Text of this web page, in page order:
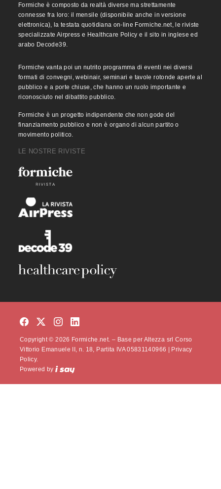
Formiche è composto da realtà diverse ma strettamente
connesse fra loro: il mensile (disponibile anche in versione
elettronica), la testata quotidiana on-line Formiche.net, le riviste
specializzate Airpress e Healthcare Policy e il sito in inglese ed
arabo Decode39.
Formiche vanta poi un nutrito programma di eventi nei diversi
formati di convegni, webinair, seminari e tavole rotonde aperte al
pubblico e a porte chiuse, che hanno un ruolo importante e
riconosciuto nel dibattito pubblico.
Formiche è un progetto indipendente che non gode del
finanziamento pubblico e non è organo di alcun partito o
movimento politico.
LE NOSTRE RIVISTE
Copyright © 2026 Formiche.net. – Base per Altezza srl Corso
Vittorio Emanuele II, n. 18, Partita IVA 05831140966 |
Privacy
Policy.
Powered by